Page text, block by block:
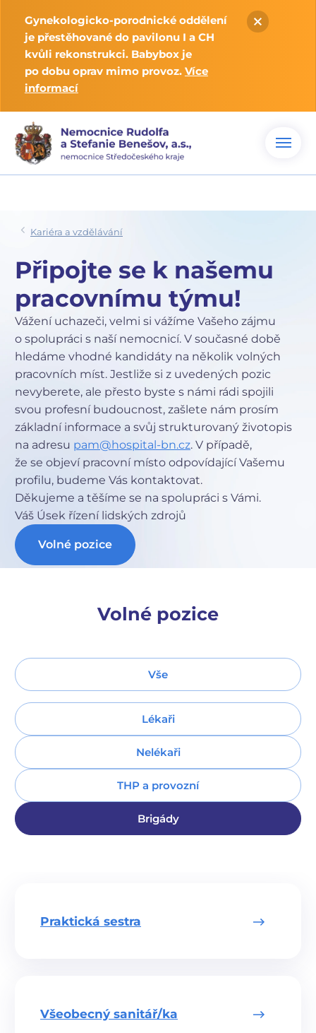
Gynekologicko-porodnické oddělení
je přestěhované do pavilonu I a CH
kvůli rekonstrukci. Babybox je
po dobu oprav mimo provoz. Více
informací
Kariéra a vzdělávání
Připojte se k našemu
pracovnímu týmu!
Vážení uchazeči, velmi si vážíme Vašeho zájmu
o spolupráci s naší nemocnicí. V současné době
hledáme vhodné kandidáty na několik volných
pracovních míst. Jestliže si z uvedených pozic
nevyberete, ale přesto byste s námi rádi spojili
svou profesní budoucnost, zašlete nám prosím
základní informace a svůj strukturovaný životopis
na adresu pam@hospital-bn.cz. V případě,
že se objeví pracovní místo odpovídající Vašemu
profilu, budeme Vás kontaktovat.
Děkujeme a těšíme se na spolupráci s Vámi.
Váš Úsek řízení lidských zdrojů
Volné pozice
Volné pozice
Vše
Lékaři
Nelékaři
THP a provozní
Brigády
Praktická sestra
Všeobecný sanitář/ka